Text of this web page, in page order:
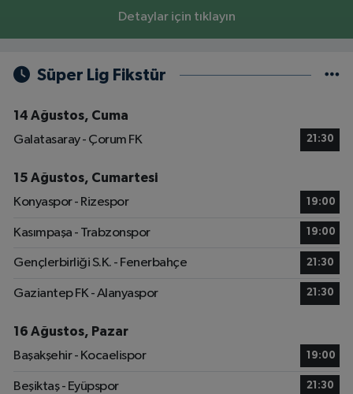
Detaylar için tıklayın
Süper Lig Fikstür
14 Ağustos, Cuma
Galatasaray - Çorum FK
21:30
15 Ağustos, Cumartesi
Konyaspor - Rizespor
19:00
Kasımpaşa - Trabzonspor 19:00
Gençlerbirliği S.K. - Fenerbahçe 21:30
Gaziantep FK - Alanyaspor 21:30
16 Ağustos, Pazar
Başakşehir - Kocaelispor
19:00
Beşiktaş - Eyüpspor 21:30